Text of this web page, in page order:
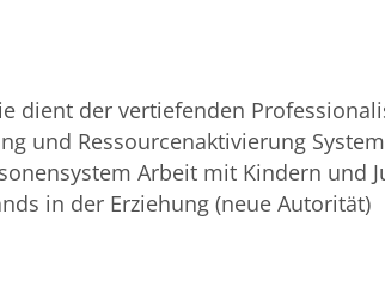
dient der vertiefenden
und Ressourcenaktivierung
Arbeit mit Kindern und
in der Erziehung (neue Autorität)